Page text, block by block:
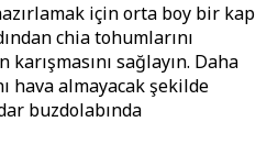
için orta boy bir kap
chia tohumlarını
sağlayın. Daha
hava almayacak şekilde
buzdolabında